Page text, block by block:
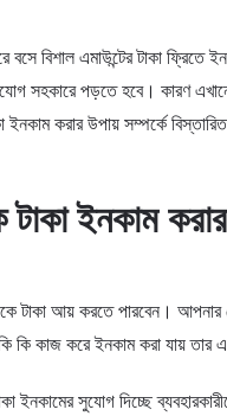
বিশাল এমাউন্টের টাকা ফ্রিতে
সহকারে পড়তে হবে। কারণ
করার উপায় সম্পর্কে বিস্তারিত
ইনকাম করার
টাকা আয় করতে পারবেন। আপনার
কাজ করে ইনকাম করা যায় তার
ইনকামের সুযোগ দিচ্ছে